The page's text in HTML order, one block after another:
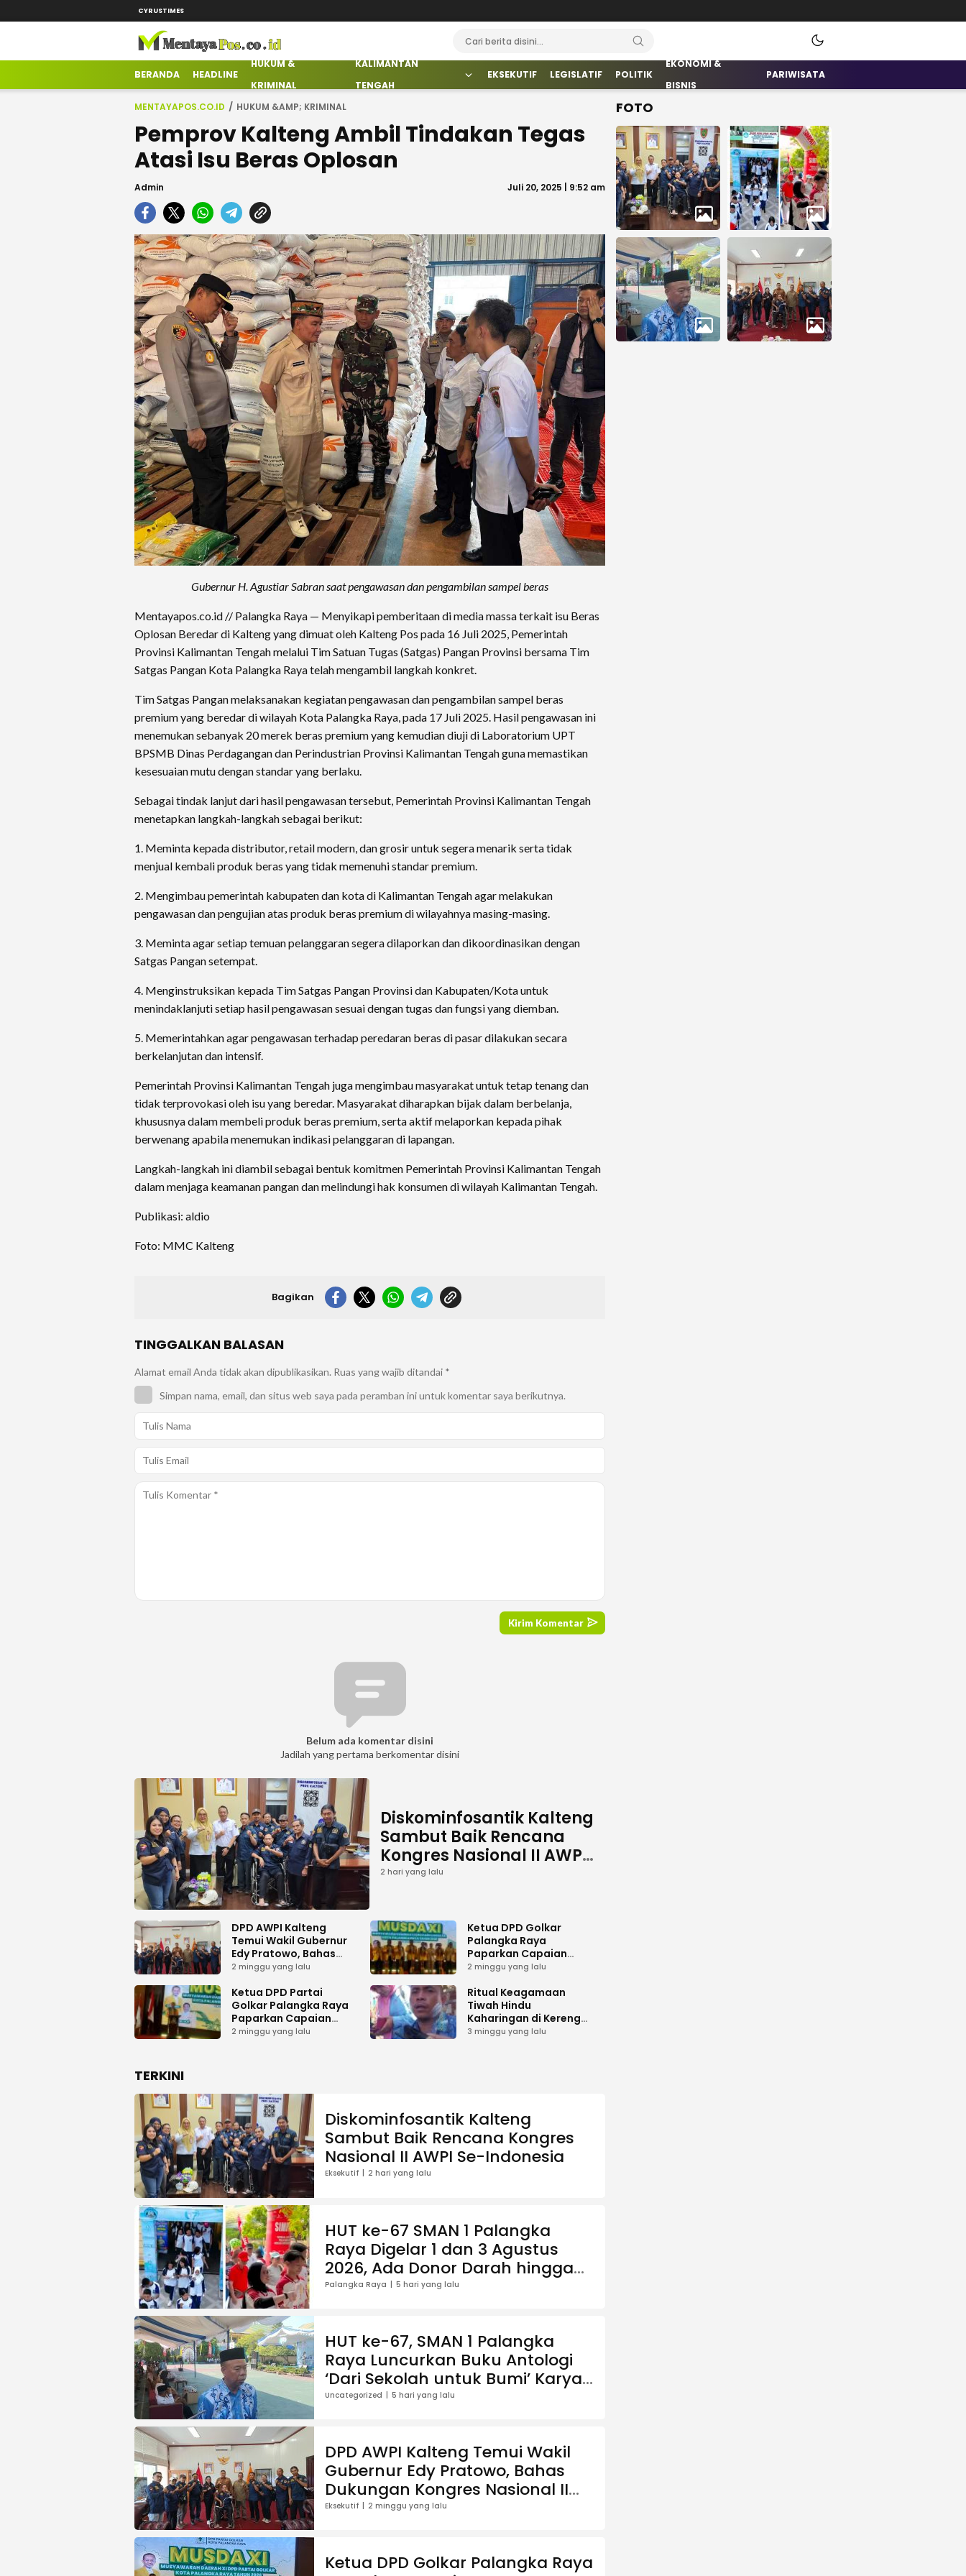
CYRUSTIMES
mentayapos.co.id
Terkini Mengabarkan
BERANDA HEADLINE
HUKUM &
KRIMINAL
KALIMANTAN
TENGAH
EKSEKUTIF LEGISLATIF POLITIK
EKONOMI &
BISNIS
PARIWISATA
MENTAYAPOS.CO.ID HUKUM &AMP; KRIMINAL
Pemprov Kalteng Ambil Tindakan Tegas
Atasi Isu Beras Oplosan
Admin Juli 20, 2025 | 9:52 am
Gubernur H. Agustiar Sabran saat pengawasan dan pengambilan sampel beras
Mentayapos.co.id // Palangka Raya — Menyikapi pemberitaan di media massa terkait isu Beras
Oplosan Beredar di Kalteng yang dimuat oleh Kalteng Pos pada 16 Juli 2025, Pemerintah
Provinsi Kalimantan Tengah melalui Tim Satuan Tugas (Satgas) Pangan Provinsi bersama Tim
Satgas Pangan Kota Palangka Raya telah mengambil langkah konkret.
Tim Satgas Pangan melaksanakan kegiatan pengawasan dan pengambilan sampel beras
premium yang beredar di wilayah Kota Palangka Raya, pada 17 Juli 2025. Hasil pengawasan ini
menemukan sebanyak 20 merek beras premium yang kemudian diuji di Laboratorium UPT
BPSMB Dinas Perdagangan dan Perindustrian Provinsi Kalimantan Tengah guna memastikan
kesesuaian mutu dengan standar yang berlaku.
Sebagai tindak lanjut dari hasil pengawasan tersebut, Pemerintah Provinsi Kalimantan Tengah
menetapkan langkah-langkah sebagai berikut:
1. Meminta kepada distributor, retail modern, dan grosir untuk segera menarik serta tidak
menjual kembali produk beras yang tidak memenuhi standar premium.
2. Mengimbau pemerintah kabupaten dan kota di Kalimantan Tengah agar melakukan
pengawasan dan pengujian atas produk beras premium di wilayahnya masing-masing.
3. Meminta agar setiap temuan pelanggaran segera dilaporkan dan dikoordinasikan dengan
Satgas Pangan setempat.
4. Menginstruksikan kepada Tim Satgas Pangan Provinsi dan Kabupaten/Kota untuk
menindaklanjuti setiap hasil pengawasan sesuai dengan tugas dan fungsi yang diemban.
5. Memerintahkan agar pengawasan terhadap peredaran beras di pasar dilakukan secara
berkelanjutan dan intensif.
Pemerintah Provinsi Kalimantan Tengah juga mengimbau masyarakat untuk tetap tenang dan
tidak terprovokasi oleh isu yang beredar. Masyarakat diharapkan bijak dalam berbelanja,
khususnya dalam membeli produk beras premium, serta aktif melaporkan kepada pihak
berwenang apabila menemukan indikasi pelanggaran di lapangan.
Langkah-langkah ini diambil sebagai bentuk komitmen Pemerintah Provinsi Kalimantan Tengah
dalam menjaga keamanan pangan dan melindungi hak konsumen di wilayah Kalimantan Tengah.
Publikasi: aldio
Foto: MMC Kalteng
Bagikan
TINGGALKAN BALASAN
Alamat email Anda tidak akan dipublikasikan. Ruas yang wajib ditandai *
Simpan nama, email, dan situs web saya pada peramban ini untuk komentar saya berikutnya.
Belum ada komentar disini
Jadilah yang pertama berkomentar disini
Diskominfosantik Kalteng
Sambut Baik Rencana
Kongres Nasional II AWPI
Se-Indonesia
2 hari yang lalu
DPD AWPI Kalteng
Temui Wakil Gubernur
Edy Pratowo, Bahas
Dukungan Kongres
Kalimantan Tengah
2 minggu yang lalu
Ketua DPD Golkar
Palangka Raya
Paparkan Capaian
Kepengurusan pada
2 minggu yang lalu
Ketua DPD Partai
Golkar Palangka Raya
Paparkan Capaian
Organisasi dan
2 minggu yang lalu
Ritual Keagamaan
Tiwah Hindu
Kaharingan di Kereng
Bangkirai Memasuki
3 minggu yang lalu
TERKINI
Diskominfosantik Kalteng
Sambut Baik Rencana Kongres
Nasional II AWPI Se-Indonesia
Eksekutif 2 hari yang lalu
HUT ke-67 SMAN 1 Palangka
Raya Digelar 1 dan 3 Agustus
2026, Ada Donor Darah hingga
Jalan Santai Berhadiah Doorprize
Palangka Raya 5 hari yang lalu
HUT ke-67, SMAN 1 Palangka
Raya Luncurkan Buku Antologi
‘Dari Sekolah untuk Bumi’ Karya
13 Guru
Uncategorized 5 hari yang lalu
DPD AWPI Kalteng Temui Wakil
Gubernur Edy Pratowo, Bahas
Dukungan Kongres Nasional II
AWPI di Kalimantan Tengah
Eksekutif 2 minggu yang lalu
Ketua DPD Golkar Palangka Raya
FOTO